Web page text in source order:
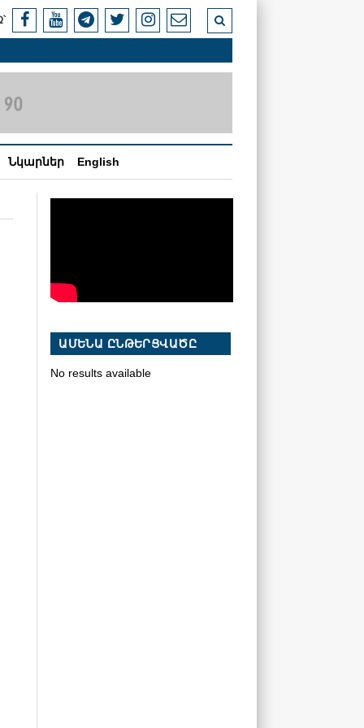
Նկարներ English
ԱՄԵՆԱ ԸՆԹԵՐՑՎԱԾԸ
No results available